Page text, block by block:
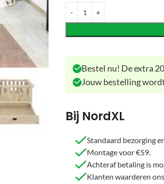
Bestel nu! De extra
Jouw bestelling
Bij NordXL
Standaard bezorging
Montage voor €59.
Achteraf betaling is
Klanten waarderen